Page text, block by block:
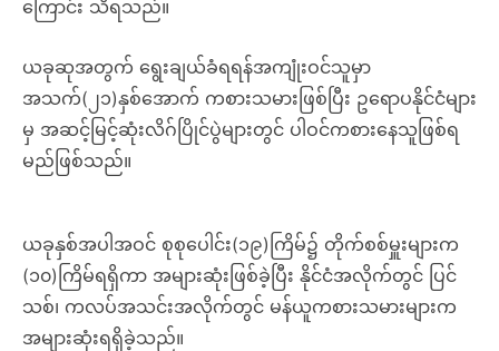
ကြောင်း သိရသည်။
ယခုဆုအတွက် ရွေးချယ်ခံရရန်အကျုံးဝင်သူမှာ
အသက်(၂၁)နှစ်အောက် ကစားသမားဖြစ်ပြီး ဥရောပနိုင်ငံများ
မှ အဆင့်မြင့်ဆုံးလိဂ်ပြိုင်ပွဲများတွင် ပါဝင်ကစားနေသူဖြစ်ရ
မည်ဖြစ်သည်။
ယခုနှစ်အပါအဝင် စုစုပေါင်း(၁၉)ကြိမ်၌ တိုက်စစ်မှူးများက
(၁၀)ကြိမ်ရရှိကာ အများဆုံးဖြစ်ခဲ့ပြီး နိုင်ငံအလိုက်တွင် ပြင်
သစ်၊ ကလပ်အသင်းအလိုက်တွင် မန်ယူကစားသမားများက
အများဆုံးရရှိခဲ့သည်။